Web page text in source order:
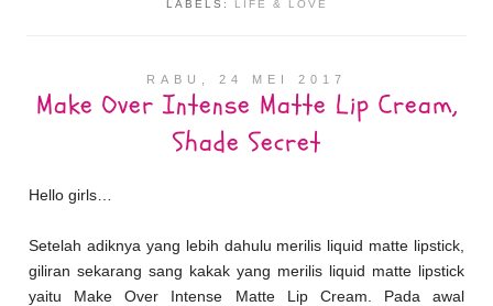
LABELS:
LIFE & LOVE
RABU, 24 MEI 2017
Make Over Intense Matte Lip Cream,
Shade Secret
Hello girls…
Setelah adiknya yang lebih dahulu merilis liquid matte lipstick,
giliran sekarang sang kakak yang merilis liquid matte lipstick
yaitu Make Over Intense Matte Lip Cream. Pada awal